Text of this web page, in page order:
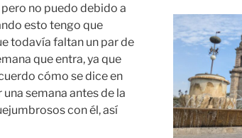
no puedo debido a
esto tengo que
todavía faltan un par de
que entra, ya que
cómo se dice en
semana antes de la
con él, así